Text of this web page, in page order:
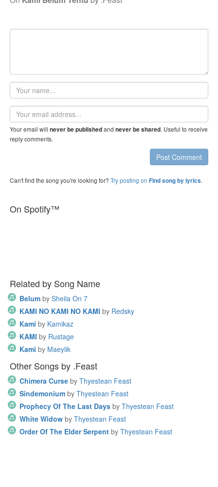
Your
name
Email
address
Your email will never be publishedand never be shared. Useful to receive
reply comments.
Post Comment
Can't find the song you're looking for? Try posting on Find song by lyrics.
On Spotify™
Related by Song Name
Belum by Sheila On 7
KAMI NO KAMI NO KAMI by Redsky
Kami by Kamikaz
KAMI by Rustage
Kami by Maeylik
Other Songs by .Feast
Chimera Curse by Thyestean Feast
Sindemonium by Thyestean Feast
Prophecy Of The Last Days by Thyestean Feast
White Widow by Thyestean Feast
Order Of The Elder Serpent by Thyestean Feast